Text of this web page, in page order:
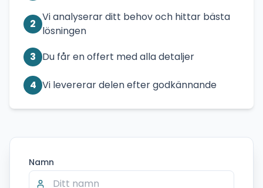
2
Vi analyserar ditt behov och hittar bästa
lösningen
3 Du får en offert med alla detaljer
4 Vi levererar delen efter godkännande
Namn